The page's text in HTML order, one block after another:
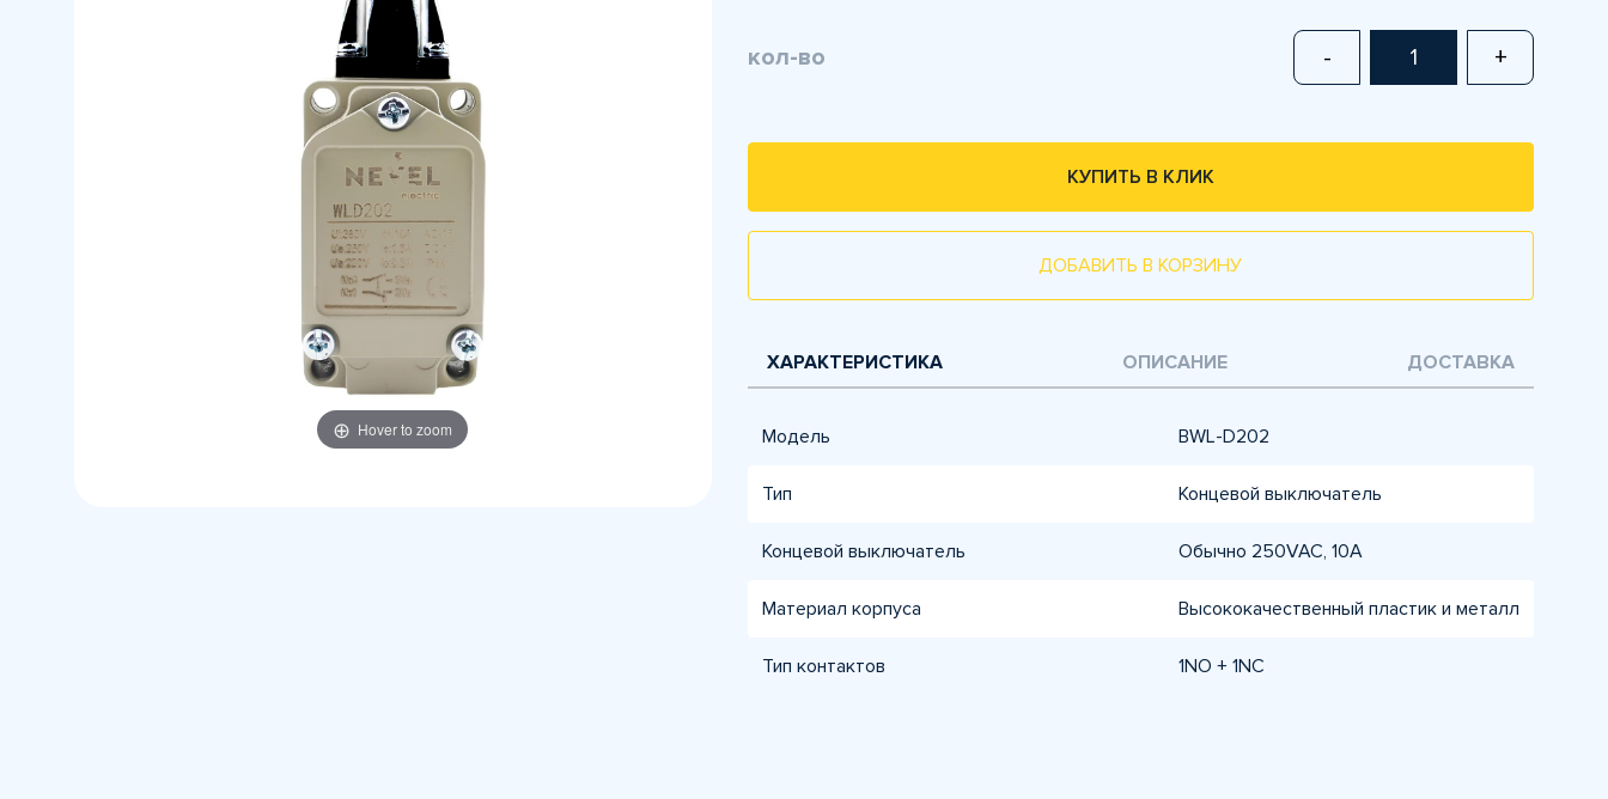
Hover to zoom
кол-во - +
КУПИТЬ В КЛИК
ДОБАВИТЬ В КОРЗИНУ
ХАРАКТЕРИСТИКА ОПИСАНИЕ ДОСТАВКА
Модель BWL-D202
Тип Концевой выключатель
Концевой выключатель Обычно 250VAC, 10A
Материал корпуса Высококачественный пластик и металл
Тип контактов 1NO + 1NC